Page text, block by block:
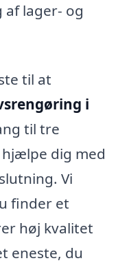
af lager- og
til at
i
til tre
dig med
Vi
finder et
høj kvalitet
eneste, du